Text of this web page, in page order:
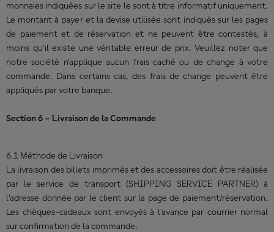
monnaies indiquées sur le site le sont à titre informatif uniquement.
Le montant à payer et la devise utilisée sont indiqués sur les pages
de paiement et de réservation et ne peuvent être contestés, à
moins qu’il existe une véritable erreur de prix. Veuillez noter que
notre société n’applique aucun frais caché ou de change à votre
commande. Dans certains cas, des frais de change peuvent être
appliqués par votre banque.
Section 6 – Livraison de la Commande
6.1 Méthode de Livraison
La livraison des billets imprimés et des accessoires doit être réalisée
par le service de transport (SHIPPING SERVICE PARTNER) à
l’adresse donnée par le client sur la page de paiement/réservation.
Les chèques-cadeaux sont envoyés à l’avance par courrier normal
sur confirmation de la commande.